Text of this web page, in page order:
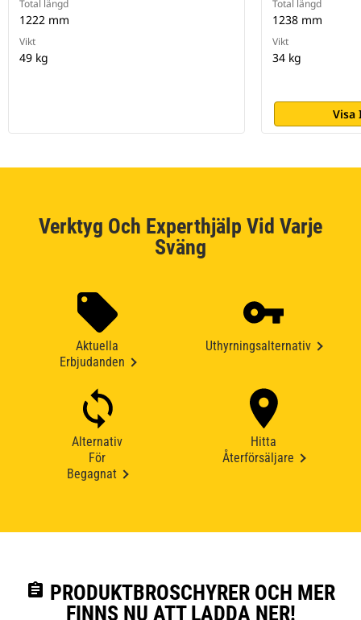
Total längd
1222 mm
Vikt
49 kg
Total längd
1238 mm
Vikt
34 kg
Visa
Verktyg Och Experthjälp Vid Varje
Sväng
Aktuella
Erbjudanden
Uthyrningsalternativ
Alternativ
För
Begagnat
Hitta
Återförsäljare
assignment PRODUKTBROSCHYRER OCH MER
FINNS NU ATT LADDA NER!